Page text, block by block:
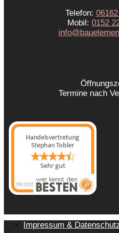
Telefon:
Mobil: 0152
Termine nach
Handelsvertretung
Stephan Tobler
Sehr gut
08/2026 Handelsvertretung
Stephan Toblerhat
auf
werkenntdenBESTEN.de
Impressum &